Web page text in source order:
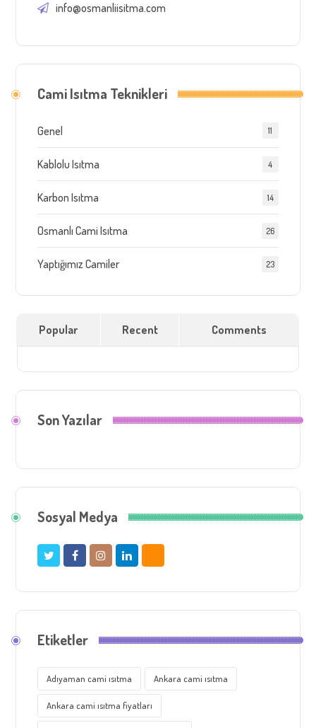
info@osmanliisitma.com
Cami Isıtma Teknikleri
Genel 11
Kablolu Isıtma 4
Karbon Isıtma 14
Osmanlı Cami Isıtma 26
Yaptığımız Camiler 23
Popular Recent Comments
Son Yazılar
Sosyal Medya
Etiketler
Adıyaman cami ısıtma Ankara cami ısıtma
Ankara cami ısıtma fiyatları